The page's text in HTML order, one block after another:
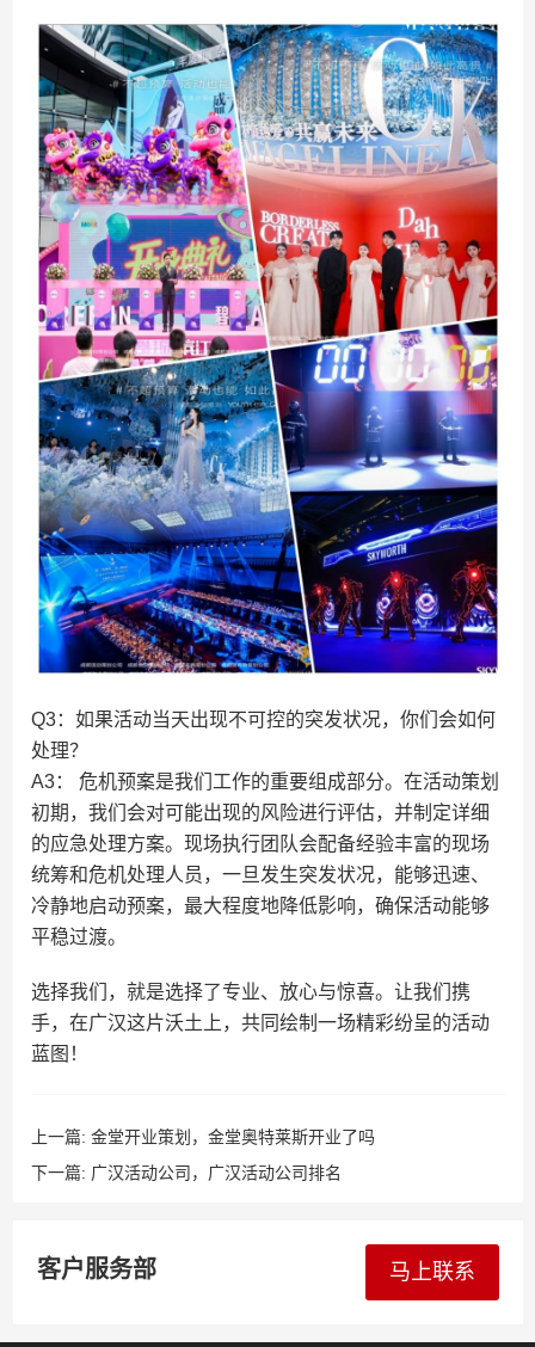
Q3：如果活动当天出现不可控的突发状况，你们会如何
处理？
A3： 危机预案是我们工作的重要组成部分。在活动策划
初期，我们会对可能出现的风险进行评估，并制定详细
的应急处理方案。现场执行团队会配备经验丰富的现场
统筹和危机处理人员，一旦发生突发状况，能够迅速、
冷静地启动预案，最大程度地降低影响，确保活动能够
平稳过渡。
选择我们，就是选择了专业、放心与惊喜。让我们携
手，在广汉这片沃土上，共同绘制一场精彩纷呈的活动
蓝图！
上一篇: 金堂开业策划，金堂奥特莱斯开业了吗
下一篇: 广汉活动公司，广汉活动公司排名
客户服务部 马上联系